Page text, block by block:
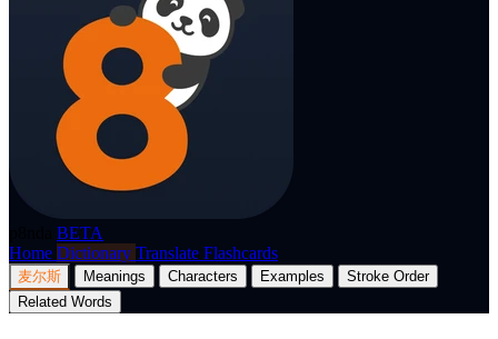
BETA
Home Dictionary Translate Flashcards
麦尔斯 Meanings Characters Examples
Stroke Order
Related Words